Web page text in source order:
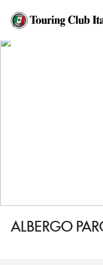
HOME
ALBERGO PARCO GRAN
ALBERGO